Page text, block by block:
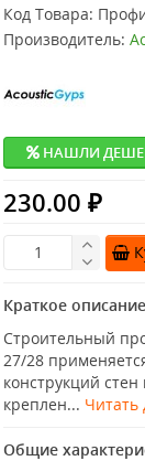
Код Товара:
Производитель:
НАШЛИ
230.00 ₽
Краткое описание
Строительный
27/28
конструкций
креплен... Читать
Общие